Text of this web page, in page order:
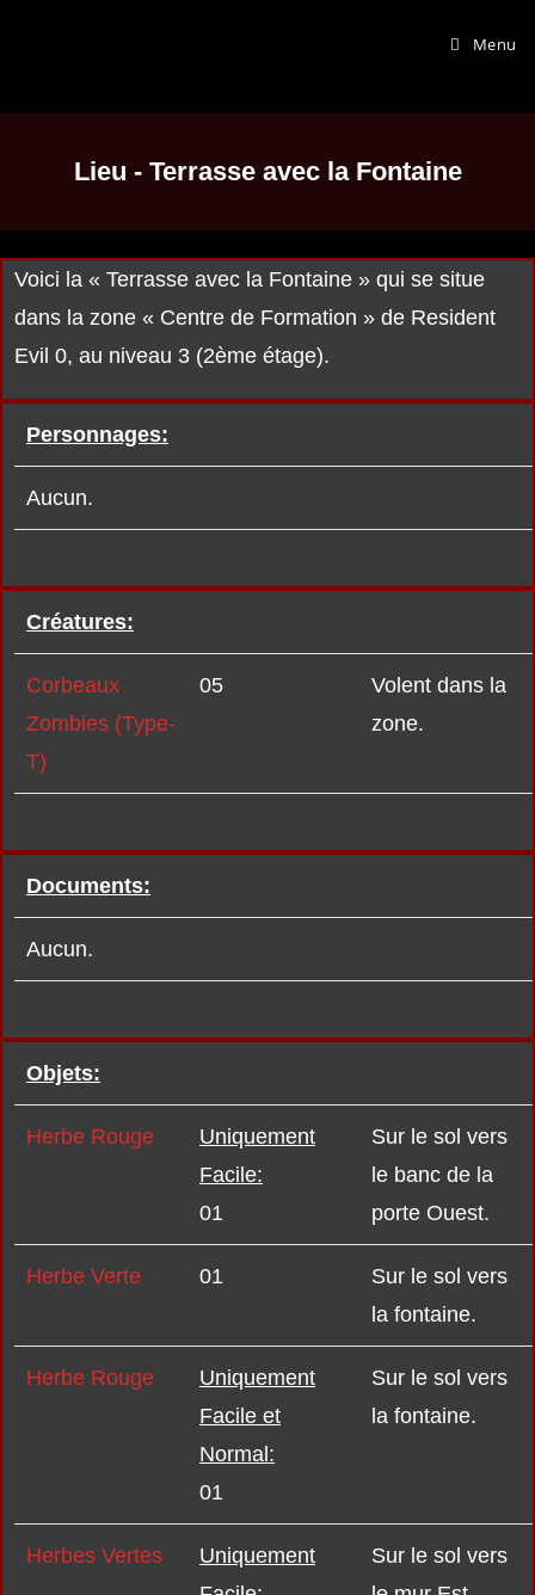
Menu
Lieu - Terrasse avec la Fontaine
Voici la « Terrasse avec la Fontaine » qui se situe
dans la zone « Centre de Formation » de Resident
Evil 0, au niveau 3 (2ème étage).
Personnages:
Aucun.
Créatures:
Corbeaux
Zombies (Type-
T)
05
Volent dans la
zone.
Documents:
Aucun.
Objets:
Herbe Rouge
Uniquement
Facile:
01
Sur le sol vers
le banc de la
porte Ouest.
Herbe Verte 01
Sur le sol vers
la fontaine.
Herbe Rouge
Uniquement
Facile et
Normal:
01
Sur le sol vers
la fontaine.
Herbes Vertes
Uniquement
Sur le sol vers